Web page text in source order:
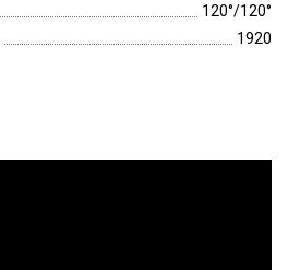
120°/120°
1920